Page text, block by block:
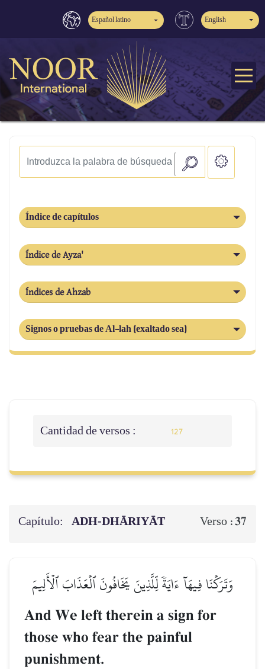
Español latino English
Índice de capítulos
Índice de Ayza'
Índices de Ahzab
Signos o pruebas de Al-lah (exaltado sea)
Cantidad de versos : 127
Capítulo: ADH-DHĀRIYĀT Verso :37
وَتَرَكۡنَا فِيهَآ ءَايَةٗ لِّلَّذِينَ يَخَافُونَ ٱلۡعَذَابَ ٱلۡأَلِيمَ
And We left therein a sign for
those who fear the painful
punishment.